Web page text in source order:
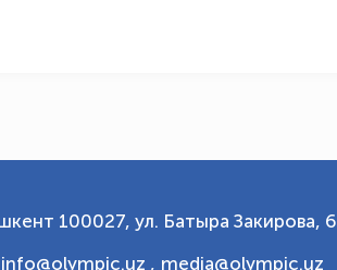
100027, ул. Батыра Закирова, 6
, media@olympic.uz